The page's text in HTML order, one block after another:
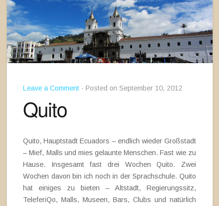
Leave a Comment · Posted on September 10, 2012
Quito
Quito, Hauptstadt Ecuadors – endlich wieder Großstadt
– Mief, Malls und mies gelaunte Menschen. Fast wie zu
Hause. Insgesamt fast drei Wochen Quito. Zwei
Wochen davon bin ich noch in der Sprachschule. Quito
hat einiges zu bieten – Altstadt, Regierungssitz,
TeleferiQo, Malls, Museen, Bars, Clubs und natürlich